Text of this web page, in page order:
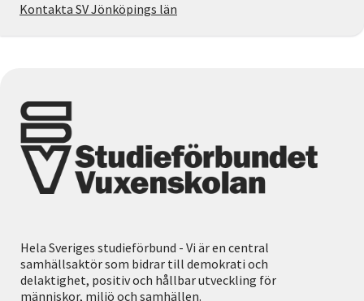
Kontakta SV Jönköpings län
Hela Sveriges studieförbund - Vi är en central
samhällsaktör som bidrar till demokrati och
delaktighet, positiv och hållbar utveckling för
människor, miljö och samhällen.